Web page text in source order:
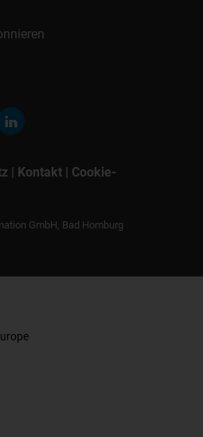
| Kontakt | Cookie-
GmbH, Bad Homburg